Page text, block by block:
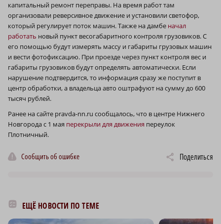
капитальный ремонт переправы. На время работ там
организовали реверсивное движение и установили светофор,
который регулирует поток машин. Также на дамбе начал
работать новый пункт весогабаритного контроля грузовиков. С
его помощью будут измерять массу и габариты грузовых машин
и вести фотофиксацию. При проезде через пункт контроля вес и
габариты грузовиков будут определять автоматически. Если
нарушение подтвердится, то информация сразу же поступит в
центр обработки, а владельца авто оштрафуют на сумму до 600
тысяч рублей.
Ранее на сайте pravda-nn.ru сообщалось, что в центре Нижнего
Новгорода с 1 мая перекрыли для движения переулок
Плотничный.
Сообщить об ошибке Поделиться
ЕЩЁ НОВОСТИ ПО ТЕМЕ